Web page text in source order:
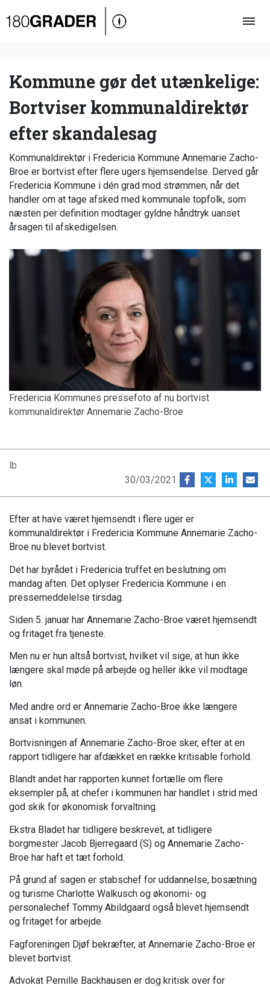
Oversigt
Debat
Video
Podcast
Kommune gør det utænkelige:
Bortviser kommunaldirektør
efter skandalesag
Kommunaldirektør i Fredericia Kommune Annemarie Zacho-
Broe er bortvist efter flere ugers hjemsendelse. Derved går
Fredericia Kommune i dén grad mod strømmen, når det
handler om at tage afsked med kommunale topfolk, som
næsten per definition modtager gyldne håndtryk uanset
årsagen til afskedigelsen.
Fredericia Kommunes pressefoto af nu bortvist
kommunaldirektør Annemarie Zacho-Broe
lb
30/03/2021
Efter at have været hjemsendt i flere uger er
kommunaldirektør i Fredericia Kommune Annemarie Zacho-
Broe nu blevet bortvist.
Det har byrådet i Fredericia truffet en beslutning om
mandag aften. Det oplyser Fredericia Kommune i en
pressemeddelelse tirsdag.
Siden 5. januar har Annemarie Zacho-Broe været hjemsendt
og fritaget fra tjeneste.
Men nu er hun altså bortvist, hvilket vil sige, at hun ikke
længere skal møde på arbejde og heller ikke vil modtage
løn.
Med andre ord er Annemarie Zacho-Broe ikke længere
ansat i kommunen.
Bortvisningen af Annemarie Zacho-Broe sker, efter at en
rapport tidligere har afdækket en række kritisable forhold.
Blandt andet har rapporten kunnet fortælle om flere
eksempler på, at chefer i kommunen har handlet i strid med
god skik for økonomisk forvaltning.
Ekstra Bladet har tidligere beskrevet, at tidligere
borgmester Jacob Bjerregaard (S) og Annemarie Zacho-
Broe har haft et tæt forhold.
På grund af sagen er stabschef for uddannelse, bosætning
og turisme Charlotte Walkusch og økonomi- og
personalechef Tommy Abildgaard også blevet hjemsendt
og fritaget for arbejde.
Fagforeningen Djøf bekræfter, at Annemarie Zacho-Broe er
blevet bortvist.
Advokat Pernille Backhausen er dog kritisk over for